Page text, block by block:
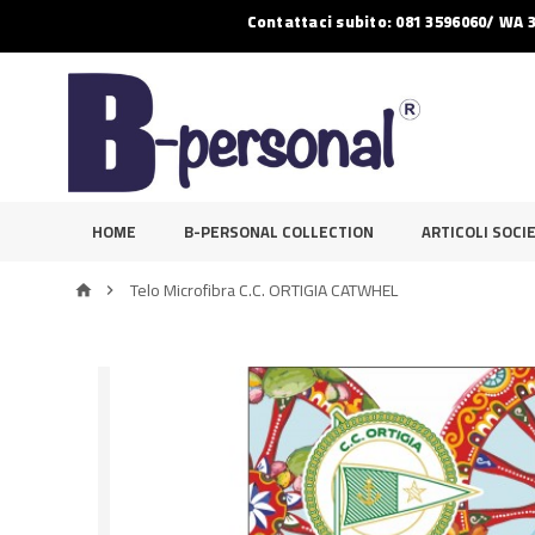
Contattaci subito: 081 3596060/ WA
HOME B-PERSONAL COLLECTION ARTICOLI
  Telo Microfibra C.C. ORTIGIA CATWHEL